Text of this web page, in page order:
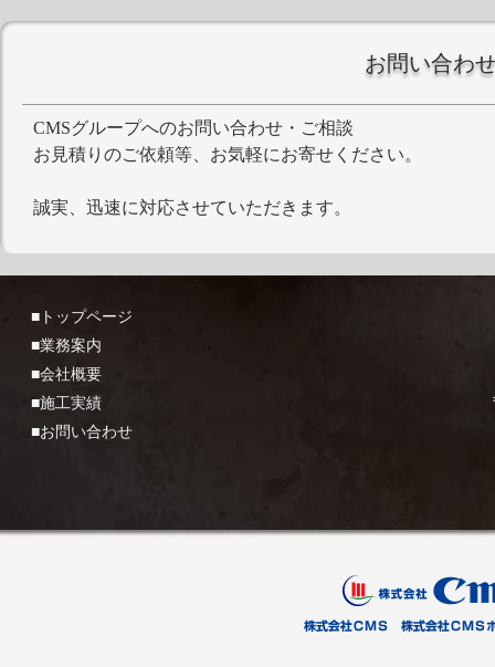
お問い合わ
CMSグループへのお問い合わせ・ご相談
お見積りのご依頼等、お気軽にお寄せください。
誠実、迅速に対応させていただきます。
■トップページ
■業務案内
■会社概要
■施工実績
■お問い合わせ